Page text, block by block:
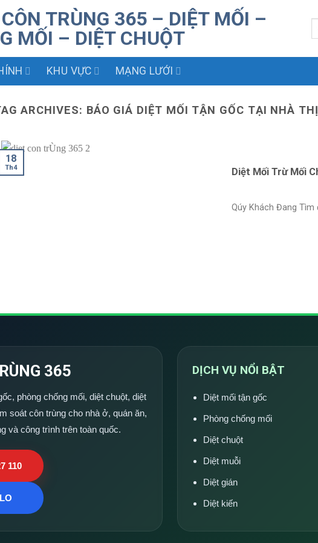
KHU VỰC MẠNG LƯỚI
ARCHIVES: BÁO GIÁ DIỆT MỐI TẬN GỐC TẠI NHÀ
Diệt Mối Trừ Mối
Qúy Khách Đang Tìm
18
Th4
365
phòng chống mối, diệt chuột, diệt
soát côn trùng cho nhà ở, quán ăn,
và công trình trên toàn quốc.
110
DỊCH VỤ NỔI BẬT
Diệt mối tận gốc
Phòng chống mối
Diệt chuột
Diệt muỗi
Diệt gián
Diệt kiến